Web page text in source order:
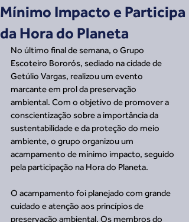
Mínimo Impacto e Participa
da Hora do Planeta
No último final de semana, o Grupo
Escoteiro Bororós, sediado na cidade de
Getúlio Vargas, realizou um evento
marcante em prol da preservação
ambiental. Com o objetivo de promover a
conscientização sobre a importância da
sustentabilidade e da proteção do meio
ambiente, o grupo organizou um
acampamento de mínimo impacto, seguido
pela participação na Hora do Planeta.
O acampamento foi planejado com grande
cuidado e atenção aos princípios de
preservação ambiental. Os membros do